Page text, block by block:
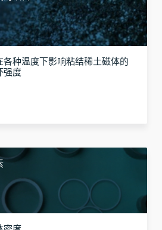
各种温度下影响粘结稀土磁体的
强度